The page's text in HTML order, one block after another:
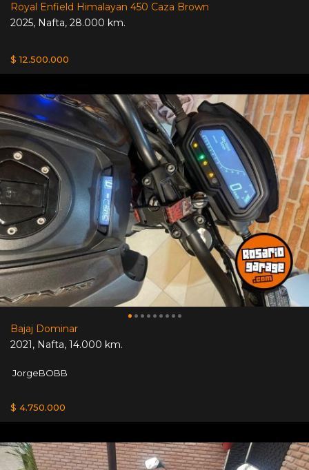
Royal Enfield Himalayan 450 Caza Brown
2025, Nafta, 28.000 km.
$ 12.500.000
Bajaj Dominar
2021, Nafta, 14.000 km.
JorgeBOBB
$ 4.750.000